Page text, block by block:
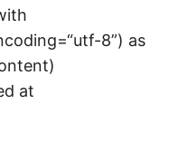
8”) as
at